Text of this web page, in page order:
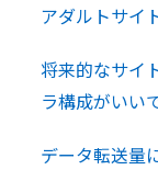
アダルトサイ
将来的なサイ
ラ構成がいい
データ転送量